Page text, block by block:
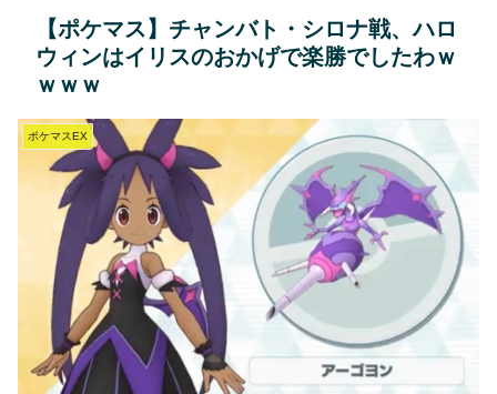
【ポケマス】チャンバト・シロナ戦、ハロ
ウィンはイリスのおかげで楽勝でしたわｗ
ｗｗｗ
ポケマスEX